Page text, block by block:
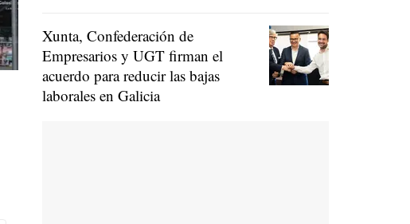
Xunta, Confederación de
Empresarios y UGT firman el
acuerdo para reducir las bajas
laborales en Galicia